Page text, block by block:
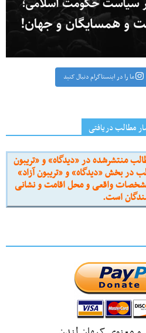
ما را در اینستاگرام دنبال کنید
مطالب دریافتی
منتشرشده در «دیدگاه» و «تریبون
در بخش «دیدگاه» و «تریبون آزاد»
واقعی و محل اقامت و نشانی
است.